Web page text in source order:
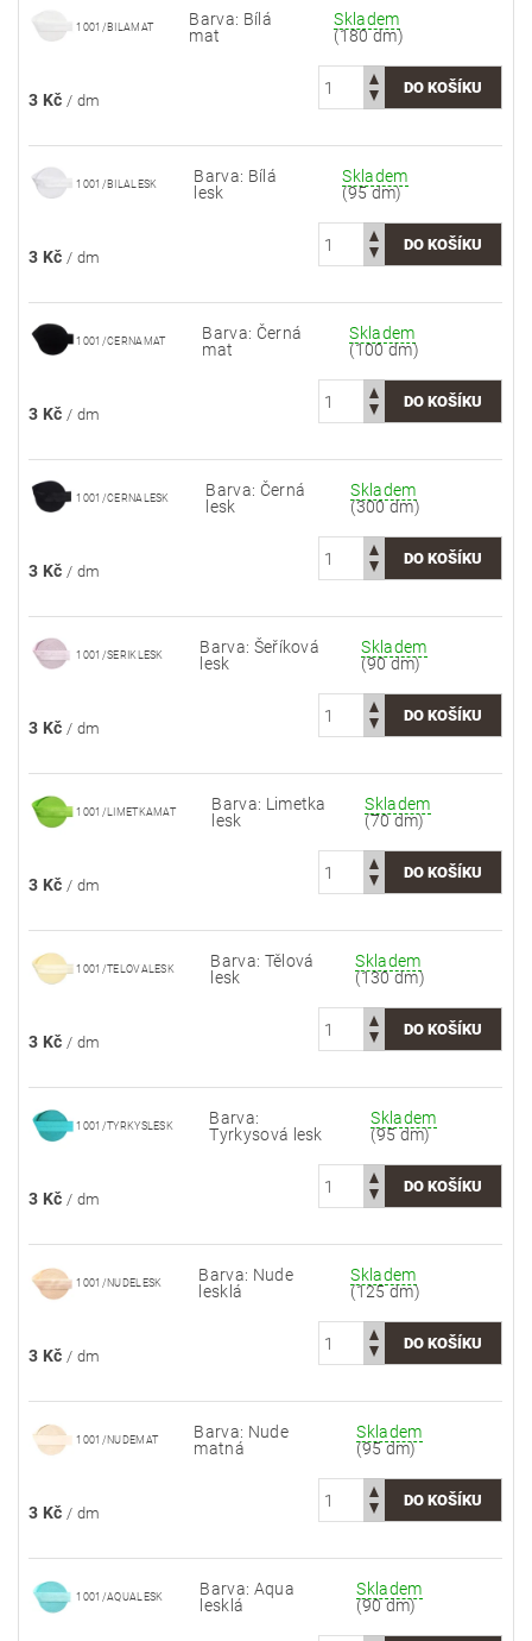
1001/BILAMAT
Barva: Bílá
mat
Skladem
(180 dm)
3 Kč / dm
1001/BILALESK
Barva: Bílá
lesk
Skladem
(95 dm)
3 Kč / dm
1001/CERNAMAT
Barva: Černá
mat
Skladem
(100 dm)
3 Kč / dm
1001/CERNALESK
Barva: Černá
lesk
Skladem
(300 dm)
3 Kč / dm
1001/SERIKLESK
Barva: Šeříková
lesk
Skladem
(90 dm)
3 Kč / dm
1001/LIMETKAMAT
Barva: Limetka
lesk
Skladem
(70 dm)
3 Kč / dm
1001/TELOVALESK
Barva: Tělová
lesk
Skladem
(130 dm)
3 Kč / dm
1001/TYRKYSLESK
Barva:
Tyrkysová lesk
Skladem
(95 dm)
3 Kč / dm
1001/NUDELESK
Barva: Nude
lesklá
Skladem
(125 dm)
3 Kč / dm
1001/NUDEMAT
Barva: Nude
matná
Skladem
(95 dm)
3 Kč / dm
1001/AQUALESK
Barva: Aqua
lesklá
Skladem
(90 dm)